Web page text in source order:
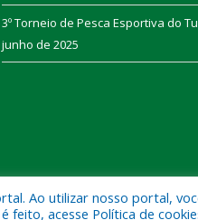
3º Torneio de Pesca Esportiva do
junho de 2025
Xingu.
Ao utilizar nosso portal,
feito, acesse Política de